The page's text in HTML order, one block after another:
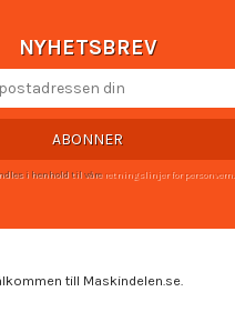
NYHETSBREV
ABONNER
i henhold til våre retningslinjer for personvern.
till Maskindelen.se.